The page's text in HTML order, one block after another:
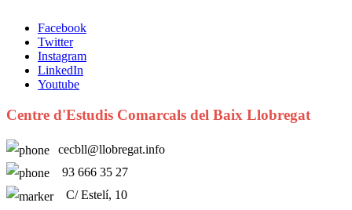
Facebook
Twitter
Instagram
LinkedIn
Youtube
Centre d'Estudis Comarcals del Baix Llobregat
cecbll@llobregat.info
93 666 35 27
C/ Estelí, 10